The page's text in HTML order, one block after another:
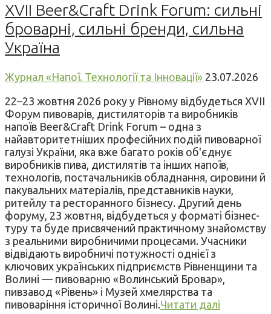
XVII Beer&Craft Drink Forum: сильні
броварні, сильні бренди, сильна
Україна
Журнал «Напої. Технології та Інновації» 23.07.2026
22–23 жовтня 2026 року у Рівному відбудеться XVII
Форум пивоварів, дистиляторів та виробників
напоїв Beer&Craft Drink Forum – одна з
найавторитетніших професійних подій пивоварної
галузі України, яка вже багато років об'єднує
виробників пива, дистилятів та інших напоїв,
технологів, постачальників обладнання, сировини й
пакувальних матеріалів, представників науки,
ритейлу та ресторанного бізнесу. Другий день
форуму, 23 жовтня, відбудеться у форматі бізнес-
туру та буде присвячений практичному знайомству
з реальними виробничими процесами. Учасники
відвідають виробничі потужності однієї з
ключових українських підприємств Рівненщини та
Волині — пивоварню «Волинський Бровар»,
пивзавод «Рівень» і Музей хмелярства та
пивоваріння історичної Волині.Читати далі